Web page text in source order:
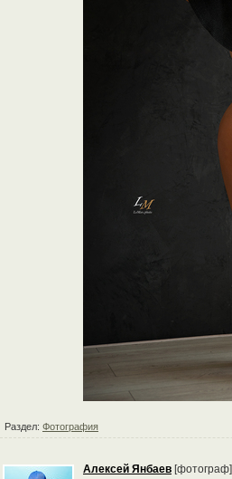
Раздел: Фотография
Алексей Янбаев [фотограф]